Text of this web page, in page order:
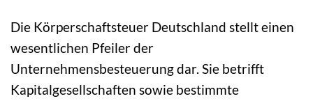
Die Körperschaftsteuer Deutschland stellt einen
wesentlichen Pfeiler der
Unternehmensbesteuerung dar. Sie betrifft
Kapitalgesellschaften sowie bestimmte